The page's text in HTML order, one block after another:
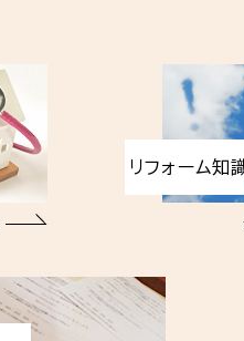
リフォーム知